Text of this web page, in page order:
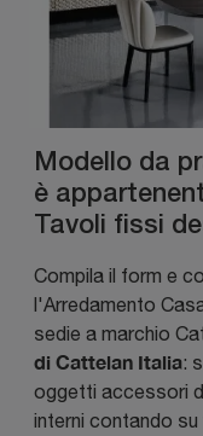
Modello da
è
Tavoli fissi
Compila il form e
l'Arredamento
sedie a marchio
di Cattelan Italia:
oggetti accessori
interni contando